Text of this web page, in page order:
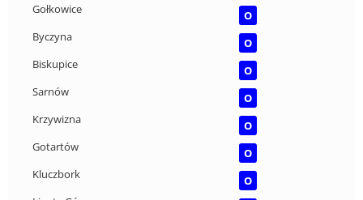
Gołkowice
O
Byczyna
O
Biskupice
O
Sarnów
O
Krzywizna
O
Gotartów
O
Kluczbork
O